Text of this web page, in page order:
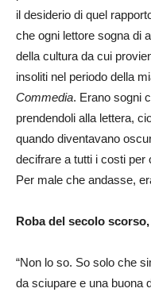
il desiderio di quel
che ogni lettore sogna di
della cultura da cui
insoliti nel periodo della
Commedia. Erano sogni
prendendoli alla lettera,
quando diventavano
decifrare a tutti i costi per
Per male che andasse,
Roba del secolo
“Non lo so. So solo che
da sciupare e una buona